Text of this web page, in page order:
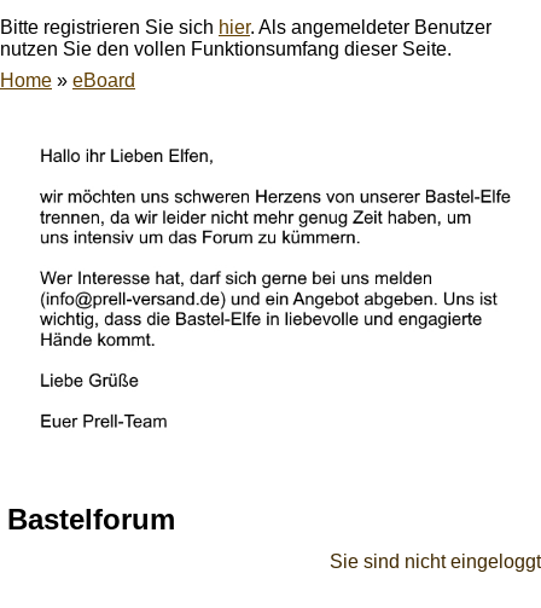
Bitte registrieren Sie sich hier. Als angemeldeter Benutzer
nutzen Sie den vollen Funktionsumfang dieser Seite.
Home » eBoard
Bastelforum
Sie sind nicht eingeloggt